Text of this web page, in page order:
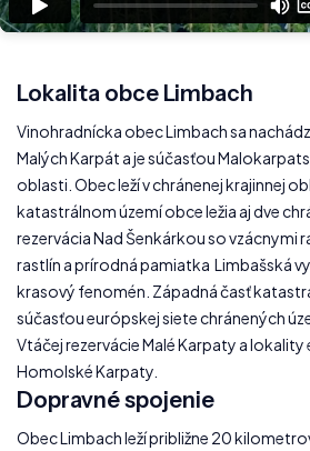
Lokalita obce Limbach
Vinohradnícka obec Limbach sa
Malých Karpát a je súčasťou
oblasti. Obec leží v chránenej krajinnej
katastrálnom území obce ležia aj dve
rezervácia Nad Šenkárkou so vzácnymi
rastlín a prírodná pamiatka Limbašská
krasový fenomén. Západná časť
súčasťou európskej siete chránených
Vtáčej rezervácie Malé Karpaty a
Homolské Karpaty.
Dopravné spojenie
Obec Limbach leží približne 20